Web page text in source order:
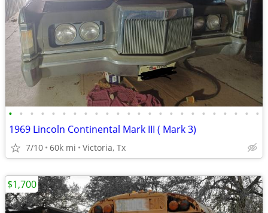
• • • • • • • • • • • • • • • • • • • • • • • •
1969 Lincoln Continental Mark III ( Mark 3)
7/10 60k mi Victoria, Tx
$1,700